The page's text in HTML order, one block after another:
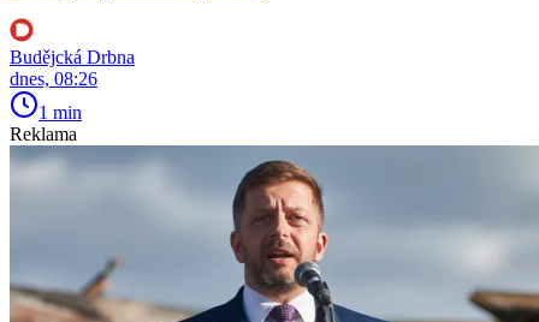
Budějcká Drbna
dnes, 08:26
1 min
Reklama